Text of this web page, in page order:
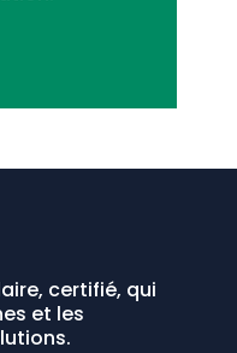
certifié, qui
et les